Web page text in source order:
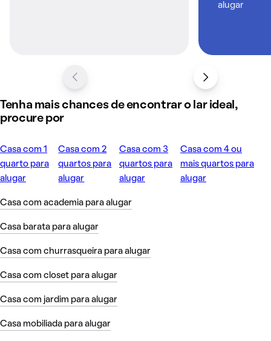
alugar
Tenha mais chances de encontrar o lar ideal,
procure por
Casa com 1
quarto para
alugar
Casa com 2
quartos para
alugar
Casa com 3
quartos para
alugar
Casa com 4 ou
mais quartos para
alugar
Casa com academia para alugar
Casa barata para alugar
Casa com churrasqueira para alugar
Casa com closet para alugar
Casa com jardim para alugar
Casa mobiliada para alugar